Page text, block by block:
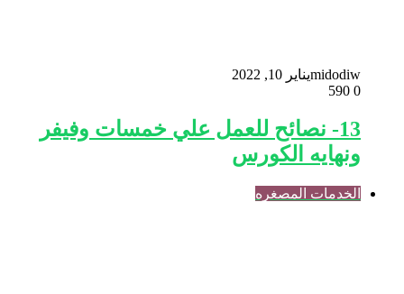
midodiwيناير 10, 2022
0
13- نصائح للعمل علي خمسات وفيفر
ونهايه الكورس
الخدمات المصغره